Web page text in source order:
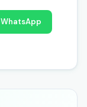
WhatsApp